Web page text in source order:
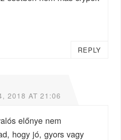
REPLY
2018 AT 21:06
előnye nem
hogy jó, gyors vagy